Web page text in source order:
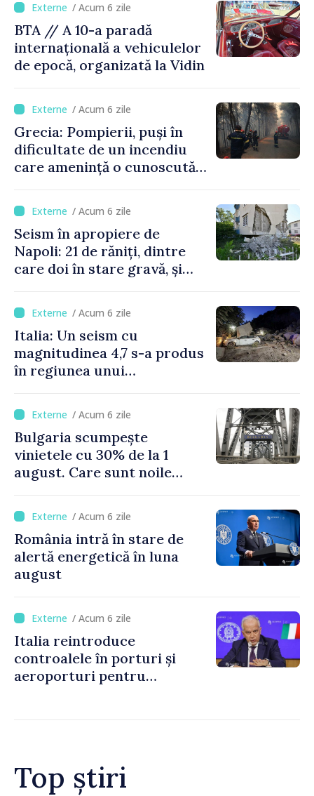
/ Acum 6 zile
BTA // A 10-a paradă
internațională a vehiculelor
de epocă, organizată la Vidin
/ Acum 6 zile
Grecia: Pompierii, puși în
dificultate de un incendiu
care amenință o cunoscută
/ Acum 6 zile
Seism în apropiere de
Napoli: 21 de răniți, dintre
care doi în stare gravă, și
/ Acum 6 zile
Italia: Un seism cu
magnitudinea 4,7 s-a produs
în regiunea unui
de Napoli
/ Acum 6 zile
Bulgaria scumpește
vinietele cu 30% de la 1
august. Care sunt noile
/ Acum 6 zile
România intră în stare de
alertă energetică în luna
august
/ Acum 6 zile
Italia reintroduce
controalele în porturi și
aeroporturi pentru
Top știri